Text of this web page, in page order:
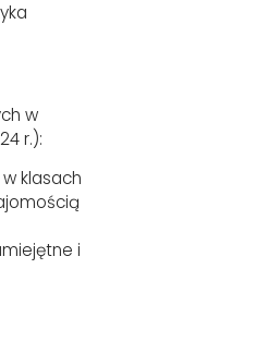
w
r.):
klasach
i